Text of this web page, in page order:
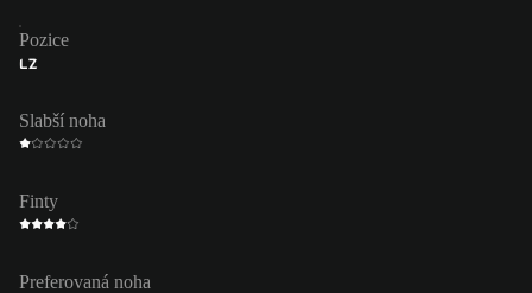
Pozice
LZ
Slabší noha
Finty
Preferovaná noha